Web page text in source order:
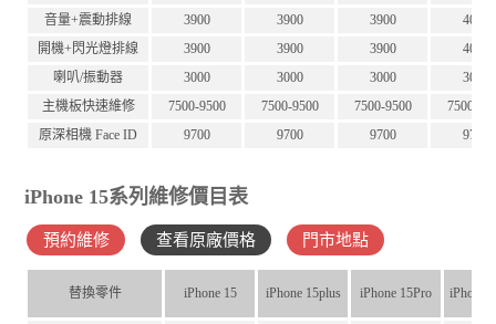
音量+震動排線 3900 3900 3900
4000
開機+閃光燈排線
3900 3900 3900
4000
喇叭/振動器
3000 3000 3000
3000
主機板快速維修
7500-9500 7500-9500 7500-9500
7500-
原深相機 Face ID
9700 9700 9700 9700
iPhone 15系列維修價目表
預約維修 查看原廠價格 門市地點
替換零件 iPhone 15 iPhone 15plus iPhone 15Pro iPhone